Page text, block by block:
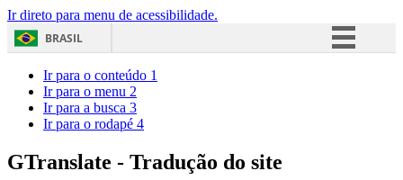
Ir direto para menu de acessibilidade.
BRASIL
Acesso à informação
Ir para o conteúdo 1
Ir para o menu 2
Ir para a busca 3
Ir para o rodapé 4
GTranslate - Tradução do site